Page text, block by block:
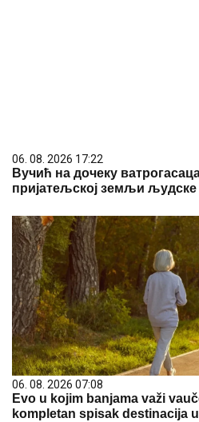
06. 08. 2026 17:22
Вучић на дочеку
пријатељској земљи
06. 08. 2026 07:08
Evo u kojim banjama važi
kompletan spisak destinacija